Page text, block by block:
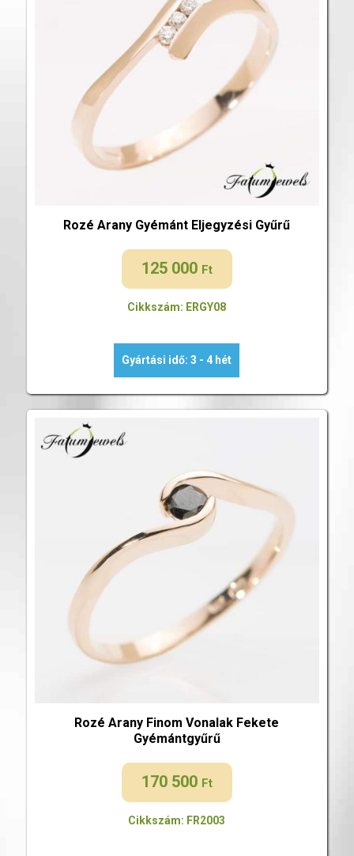
Rozé Arany Gyémánt Eljegyzési Gyűrű
125 000 Ft
Cikkszám: ERGY08
Gyártási idő: 3 - 4 hét
Rozé Arany Finom Vonalak Fekete
Gyémántgyűrű
170 500 Ft
Cikkszám: FR2003